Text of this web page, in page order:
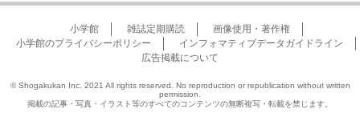
小学館 雑誌定期購読
画像使用・著作権
小学館のプライバシーポリシー
インフォマティブデータガイドライン
広告掲載について
© Shogakukan Inc. 2021 All rights reserved. No reproduction or republication without written
permission.
掲載の記事・写真・イラスト等のすべてのコンテンツの無断複写・転載を禁じます。